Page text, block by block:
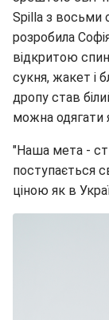
Spilla з восьми
розробила
відкритою
сукня, жакет і
дропу став
можна одягати
"Наша мета -
поступається
ціною як в